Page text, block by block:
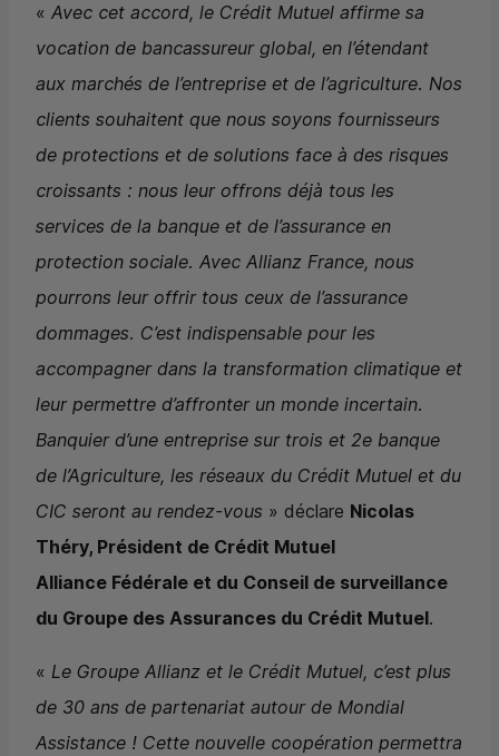
« Avec cet accord, le Crédit Mutuel affirme sa
vocation de bancassureur global, en l’étendant
aux marchés de l’entreprise et de l’agriculture. Nos
clients souhaitent que nous soyons fournisseurs
de protections et de solutions face à des risques
croissants : nous leur offrons déjà tous les
services de la banque et de l’assurance en
protection sociale. Avec Allianz France, nous
pourrons leur offrir tous ceux de l’assurance
dommages. C’est indispensable pour les
accompagner dans la transformation climatique et
leur permettre d’affronter un monde incertain.
Banquier d’une entreprise sur trois et 2e banque
de l’Agriculture, les réseaux du Crédit Mutuel et du
CIC seront au rendez-vous » déclare Nicolas
Théry, Président de Crédit Mutuel
Alliance Fédérale et du Conseil de surveillance
du Groupe des Assurances du Crédit Mutuel.
« Le Groupe Allianz et le Crédit Mutuel, c’est plus
de 30 ans de partenariat autour de Mondial
Assistance ! Cette nouvelle coopération permettra